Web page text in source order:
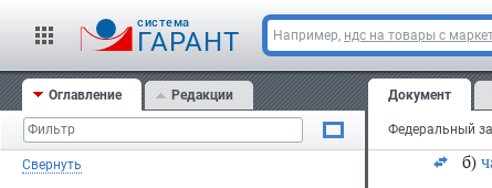
cистема
ГАРАНТ Например, ндс на товары с
Оглавление Редакции
Свернуть
Документ
б)